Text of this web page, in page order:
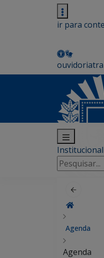
ir para
ouvidoria
Institucional
Pesquisar
por:
Agenda
Agenda